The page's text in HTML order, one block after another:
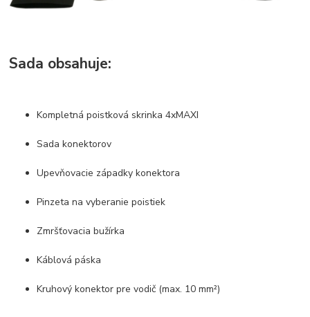
Sada obsahuje:
Kompletná poistková skrinka 4xMAXI
Sada konektorov
Upevňovacie západky konektora
Pinzeta na vyberanie poistiek
Zmršťovacia bužírka
Káblová páska
Kruhový konektor pre vodič (max. 10 mm²)